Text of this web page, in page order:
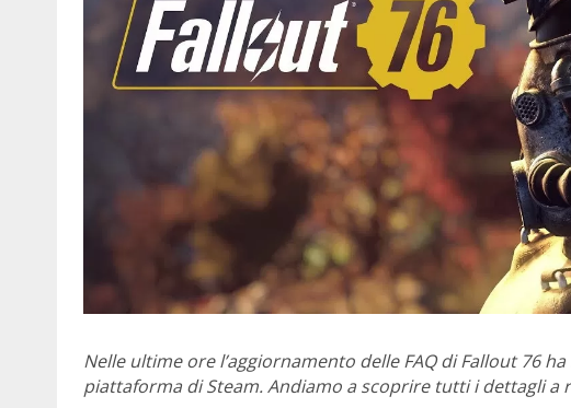
Nelle ultime ore l’aggiornamento delle FAQ di Fallout 76
piattaforma di Steam. Andiamo a scoprire tutti i dettagli a